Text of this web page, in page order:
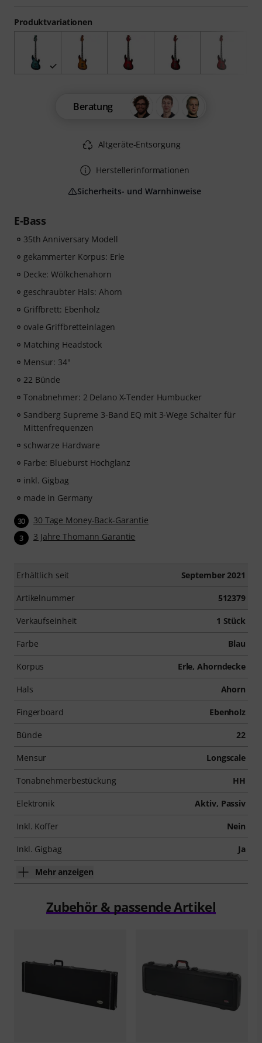
E-Bass
35th Anniversary Modell
gekammerter Korpus: Erle
Decke: Wölkchenahorn
geschraubter Hals: Ahorn
Griffbrett: Ebenholz
ovale Griffbretteinlagen
Matching Headstock
Mensur: 34"
22 Bünde
Tonabnehmer: 2 Delano X-Tender Humbucker
Sandberg Supreme 3-Band EQ mit 3-Wege Schalter für
Mittenfrequenzen
schwarze Hardware
Farbe: Blueburst Hochglanz
inkl. Gigbag
made in Germany
30 30 Tage Money-Back-Garantie
3 3 Jahre Thomann Garantie
Erhältlich seit September 2021
Artikelnummer 512379
Verkaufseinheit 1 Stück
Farbe Blau
Korpus Erle, Ahorndecke
Hals Ahorn
Fingerboard Ebenholz
Bünde 22
Mensur Longscale
Tonabnehmerbestückung HH
Elektronik Aktiv, Passiv
Inkl. Koffer Nein
Inkl. Gigbag Ja
Mehr anzeigen
Produktvariationen
Beratung
Altgeräte-Entsorgung
Herstellerinformationen
Sicherheits- und Warnhinweise
Zubehör & passende Artikel